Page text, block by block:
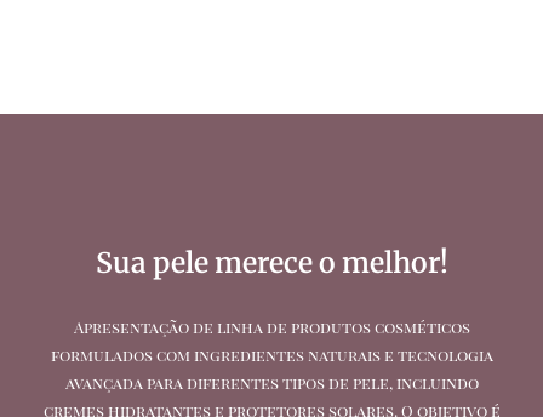
Sua pele merece o melhor!
Apresentação de linha de produtos cosméticos
formulados com ingredientes naturais e tecnologia
avançada para diferentes tipos de pele, incluindo
cremes hidratantes e protetores solares. O objetivo é